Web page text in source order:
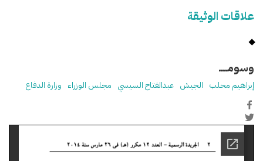
علاقات الوثيقة
وسومـــــ
إبراهيم محلب الجيش عبدالفتاح السيسي مجلس الوزراء وزارة الدفاع